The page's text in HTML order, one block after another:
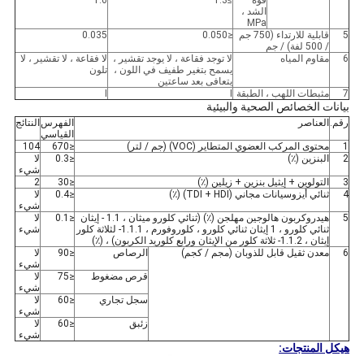
الشد ،
MPa
5
قابلية للارتداء (750 جم
/ 500 لفة) / جم
≤0.050
0.035
6 مقاوم المياه
لا توجد فقاعة ، لا يوجد تقشير ،
يسمح بتغير طفيف في اللون ،
يتعافى بعد ساعتين
لا فقاعة ، لا تقشير ، لا
تلون
7 مثبطات اللهب ، الطبقة
بيانات الخصائص الصحية والبيئية
رقم. العناصر
الفهرس
القياسي
النتائج
1 محتوى المركب العضوي المتطاير (VOC) (جم / لتر) ≤670
104
2
البنزين (٪) ≤0.3
لا
شيء
3
التولوين + إيثيل بنزين + زيلين (٪) ≤30
2
4
ثنائي أيزوسيانات مجاني (TDI + HDI) (٪) ≤0.4
لا
شيء
5
هيدروكربون هالوجين مهلجن (٪) (ثنائي كلورو ميثان ، 1.1 - إيثان
ثنائي كلورو ، 1 إيثان ثنائي كلورو ، كلوروفورم ، 1.1.1- لثلاثة كلور
إيثان ، 1.1.2- ثلاثة كلور من الإيثان ورابع كلوريد الكربون) ، (٪)
≤0.1
لا
شيء
6 معدن ثقيل قابل للذوبان (مجم / كجم) الرصاص ≤90
لا
شيء
قرص مضغوط
≤75
لا
شيء
سجل تجاري
≤60
لا
شيء
زئبق
≤60
لا
شيء
هيكل المنتجات: